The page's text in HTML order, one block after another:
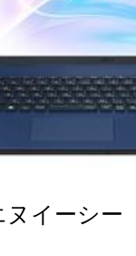
ヌイーシー